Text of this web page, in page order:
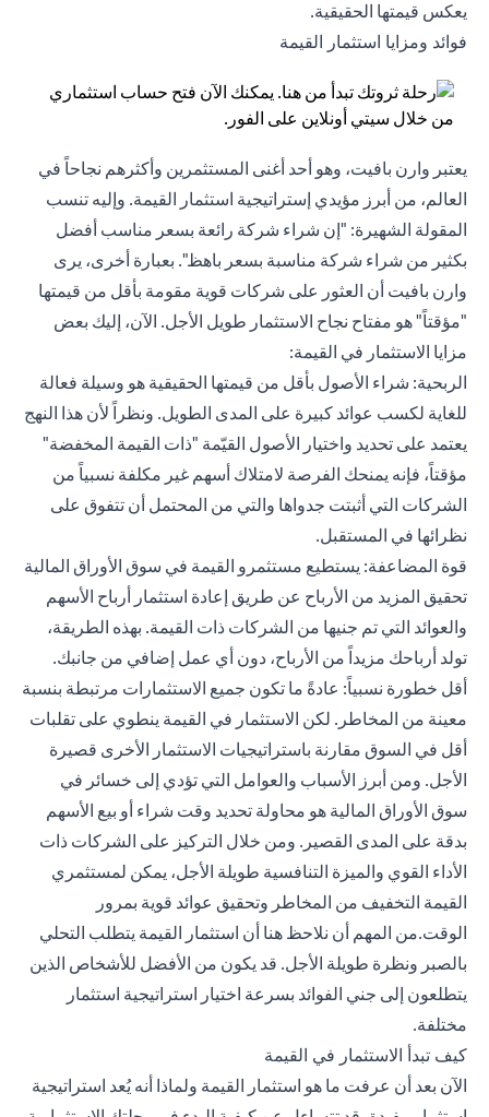
يعكس قيمتها الحقيقية.
فوائد ومزايا استثمار القيمة
يعتبر وارن بافيت، وهو أحد أغنى المستثمرين وأكثرهم نجاحاً في
العالم، من أبرز مؤيدي إستراتيجية استثمار القيمة. وإليه تنسب
المقولة الشهيرة: "إن شراء شركة رائعة بسعر مناسب أفضل
بكثير من شراء شركة مناسبة بسعر باهظ". بعبارة أخرى، يرى
وارن بافيت أن العثور على شركات قوية مقومة بأقل من قيمتها
"مؤقتاً" هو مفتاح نجاح الاستثمار طويل الأجل. الآن، إليك بعض
مزايا الاستثمار في القيمة:
الربحية: شراء الأصول بأقل من قيمتها الحقيقية هو وسيلة فعالة
للغاية لكسب عوائد كبيرة على المدى الطويل. ونظراً لأن هذا النهج
يعتمد على تحديد واختيار الأصول القيّمة "ذات القيمة المخفضة"
مؤقتاً، فإنه يمنحك الفرصة لامتلاك أسهم غير مكلفة نسبياً من
الشركات التي أثبتت جدواها والتي من المحتمل أن تتفوق على
نظرائها في المستقبل.
قوة المضاعفة: يستطيع مستثمرو القيمة في سوق الأوراق المالية
تحقيق المزيد من الأرباح عن طريق إعادة استثمار أرباح الأسهم
والعوائد التي تم جنيها من الشركات ذات القيمة. بهذه الطريقة،
تولد أرباحك مزيداً من الأرباح، دون أي عمل إضافي من جانبك.
أقل خطورة نسبياً: عادةً ما تكون جميع الاستثمارات مرتبطة بنسبة
معينة من المخاطر. لكن الاستثمار في القيمة ينطوي على تقلبات
أقل في السوق مقارنة باستراتيجيات الاستثمار الأخرى قصيرة
الأجل. ومن أبرز الأسباب والعوامل التي تؤدي إلى خسائر في
سوق الأوراق المالية هو محاولة تحديد وقت شراء أو بيع الأسهم
بدقة على المدى القصير. ومن خلال التركيز على الشركات ذات
الأداء القوي والميزة التنافسية طويلة الأجل، يمكن لمستثمري
القيمة التخفيف من المخاطر وتحقيق عوائد قوية بمرور
الوقت.من المهم أن نلاحظ هنا أن استثمار القيمة يتطلب التحلي
بالصبر ونظرة طويلة الأجل. قد يكون من الأفضل للأشخاص الذين
يتطلعون إلى جني الفوائد بسرعة اختيار استراتيجية استثمار
مختلفة.
كيف تبدأ الاستثمار في القيمة
الآن بعد أن عرفت ما هو استثمار القيمة ولماذا أنه يُعد استراتيجية